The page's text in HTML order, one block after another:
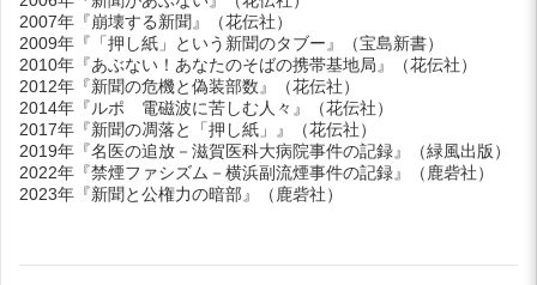
2007年 『崩壊する新聞』（花伝社）
2009年 『「押し紙」という新聞のタブー』（宝島新書）
2010年 『あぶない！あなたのそばの携帯基地局』（花伝社）
2012年 『新聞の危機と偽装部数』（花伝社）
2014年 『ルポ 電磁波に苦しむ人々』（花伝社）
2017年 『新聞の凋落と「押し紙」』（花伝社）
2019年 『名医の追放－滋賀医科大病院事件の記録』（緑風出版）
2022年 『禁煙ファシズム－横浜副流煙事件の記録』（鹿砦社）
2023年 『新聞と公権力の暗部』（鹿砦社）